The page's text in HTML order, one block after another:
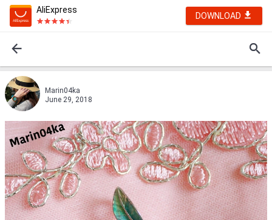
AliExpress
DOWNLOAD
Marin04ka
June 29, 2018